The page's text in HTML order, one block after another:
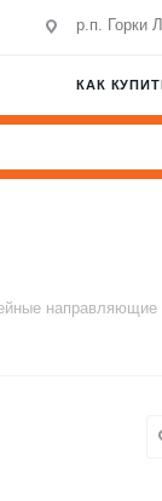
р.п. Горки
КАК
направляющие